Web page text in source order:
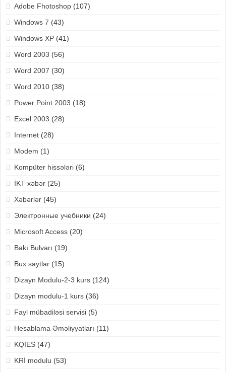
Adobe Fhotoshop(107)
Windows 7 (43)
Windows XP(41)
Word 2003 (56)
Word 2007 (30)
Word 2010(38)
Power Point 2003 (18)
Excel 2003 (28)
Internet(28)
Modem (1)
Kompüter hissələri(6)
İKT xəbər(25)
Xəbərlər(45)
Электронные учебники (24)
Microsoft Access(20)
Bakı Bulvarı (19)
Bux saytlar(15)
Dizayn Modulu-2-3 kurs(124)
Dizayn modulu-1 kurs(36)
Fayl mübadiləsi servisi(5)
Hesablama Əməliyyatları (11)
KQİES(47)
KRİ modulu (53)